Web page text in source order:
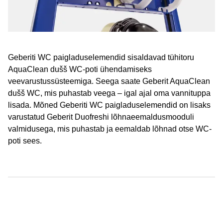
Geberiti WC paigladuselemendid sisaldavad tühitoru
AquaClean dušš WC-poti ühendamiseks
veevarustussüsteemiga. Seega saate Geberit AquaClean
dušš WC, mis puhastab veega – igal ajal oma vannituppa
lisada. Mõned Geberiti WC paigladuselemendid on lisaks
varustatud Geberit Duofreshi lõhnaeemaldusmooduli
valmidusega, mis puhastab ja eemaldab lõhnad otse WC-
poti sees.